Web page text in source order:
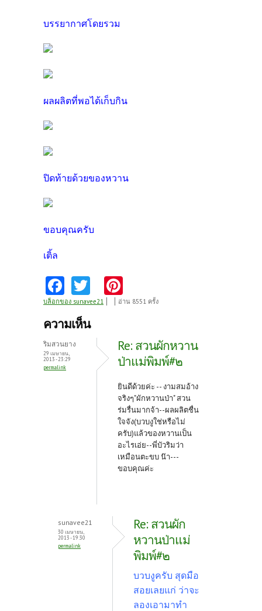
บรรยากาศโดยรวม
ผลผลิตที่พอได้เก็บกิน
ปิดท้ายด้วยของหวาน
ขอบคุณครับ
เติ้ล
Fa
ce
b
o
o
k
w
itt
er
nt
es
t
บล็อกของ sunavee21 อ่าน 8551 ครั้ง
ความเห็น
ริมสวนยาง
29 เมษายน,
2013 - 23:29
permalink
Re: สวนผักหวาน
ป่าแม่พิมพ์#๒
ยินดีด้วยค่ะ -- งามสมอ้าง
จริงๆ"ผักหวานป่า" สวน
ร่มรื่นมากจ้า--ผลผลิตชื่น
ใจจัง(บวบงูใช่หรือไม่
ครับ)แล้วของหวานเป็น
อะไรเอ่ย--พี่บัวริมว่า
เหมือนตะขบ น๊า---
ขอบคุณค่ะ
sunavee21
30 เมษายน,
2013 - 19:30
permalink
Re: สวนผัก
หวานป่าแม่
พิมพ์#๒
บวบงูครับ สุดมือ
สอยเลยแก่ ว่าจะ
ลองเอามาทำ